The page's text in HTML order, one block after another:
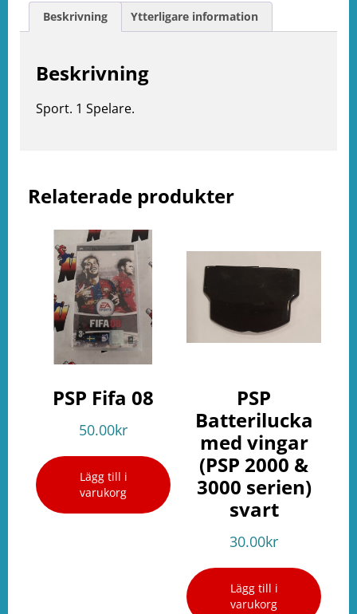
Relaterade produkter
PSP Fifa 08
50.00kr
Lägg till i
varukorg
PSP
Batterilucka
med vingar
(PSP 2000 &
3000 serien)
svart
30.00kr
Lägg till i
varukorg
Beskrivning Ytterligare information
Beskrivning
Sport. 1 Spelare.